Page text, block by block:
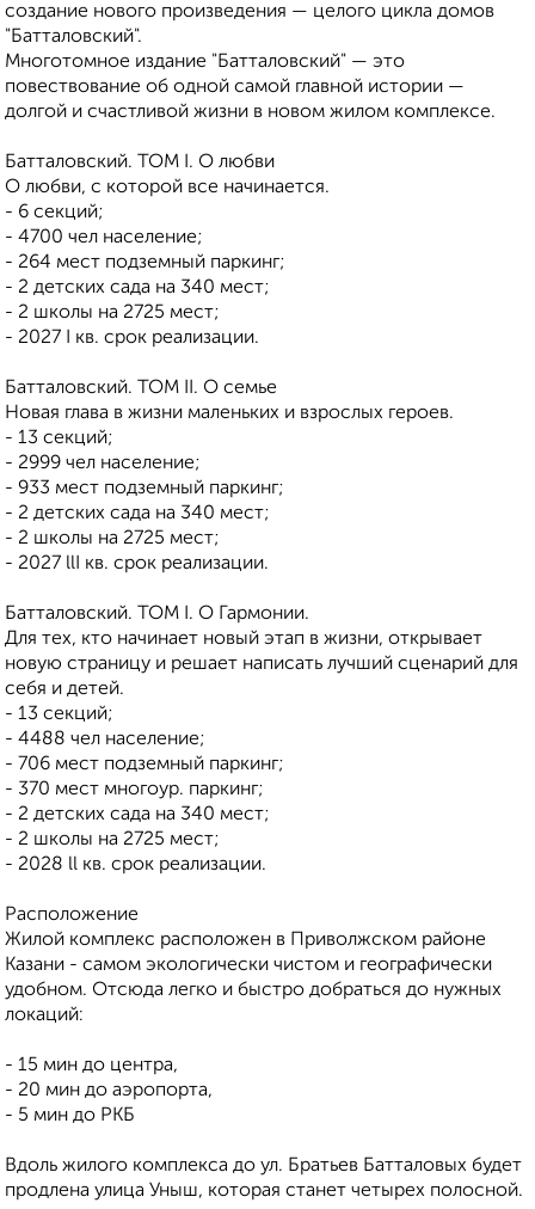
создание нового произведения — целого цикла домов
"Батталовский".
Многотомное издание "Батталовский" — это
повествование об одной самой главной истории —
долгой и счастливой жизни в новом жилом комплексе.
Батталовский. ТОМ I. О любви
О любви, с которой все начинается.
- 6 секций;
- 4700 чел население;
- 264 мест подземный паркинг;
- 2 детских сада на 340 мест;
- 2 школы на 2725 мест;
- 2027 I кв. срок реализации.
Батталовский. ТОМ II. О семье
Новая глава в жизни маленьких и взрослых героев.
- 13 секций;
- 2999 чел население;
- 933 мест подземный паркинг;
- 2 детских сада на 340 мест;
- 2 школы на 2725 мест;
- 2027 llI кв. срок реализации.
Батталовский. ТОМ I. О Гармонии.
Для тех, кто начинает новый этап в жизни, открывает
новую страницу и решает написать лучший сценарий для
себя и детей.
- 13 секций;
- 4488 чел население;
- 706 мест подземный паркинг;
- 370 мест многоур. паркинг;
- 2 детских сада на 340 мест;
- 2 школы на 2725 мест;
- 2028 ll кв. срок реализации.
Расположение
Жилой комплекс расположен в Приволжском районе
Казани - самом экологически чистом и географически
удобном. Отсюда легко и быстро добраться до нужных
локаций:
- 15 мин до центра,
- 20 мин до аэропорта,
- 5 мин до РКБ
Вдоль жилого комплекса до ул. Братьев Батталовых будет
продлена улица Уныш, которая станет четырех полосной.